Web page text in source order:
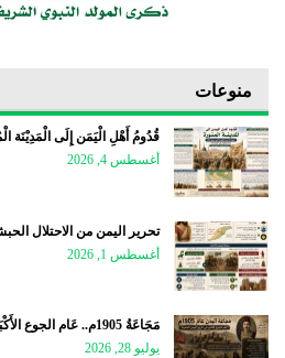
منوعات
قُدُومُ أَهْلِ الْيَمَن إِلَى الْمَدِيْنَة
أغسطس 4, 2026
تحرير اليمن من الاحتلال الحبشي عام 572م.
أغسطس 1, 2026
مَجَاعَةُ 1905م.. عَام الجوع الأَكْبَر في تاريخ اليمن…
يوليو 28, 2026